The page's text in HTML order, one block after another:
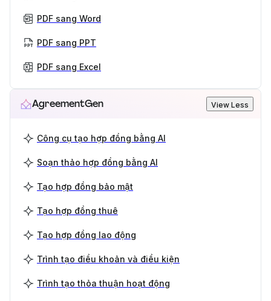
PDF sang Word
PDF sang PPT
PDF sang Excel
AgreementGen View Less
Công cụ tạo hợp đồng bằng AI
Soạn thảo hợp đồng bằng AI
Tạo hợp đồng bảo mật
Tạo hợp đồng thuê
Tạo hợp đồng lao động
Trình tạo điều khoản và điều kiện
Trình tạo thỏa thuận hoạt động